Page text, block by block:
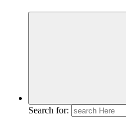
Search for: